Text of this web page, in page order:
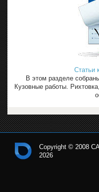
Статьи
В этом разделе
Кузовные работы.
Copyright © 2008
2026